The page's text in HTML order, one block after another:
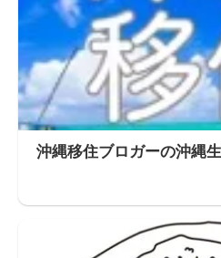
沖縄移住ブロガーの沖縄